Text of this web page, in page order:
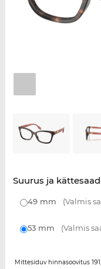
Suurus ja
49 mm (Valmis
53 mm (Valmis
Mittesiduv hinnasoovitus